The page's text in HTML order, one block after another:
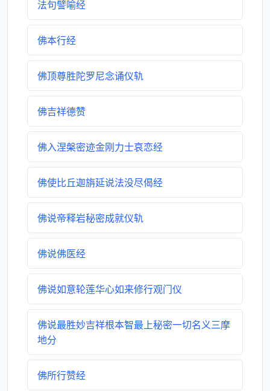
法句譬喻经
佛本行经
佛顶尊胜陀罗尼念诵仪轨
佛吉祥德赞
佛入涅槃密迹金刚力士哀恋经
佛使比丘迦旃延说法没尽偈经
佛说帝释岩秘密成就仪轨
佛说佛医经
佛说如意轮莲华心如来修行观门仪
佛说最胜妙吉祥根本智最上秘密一切名义三摩
地分
佛所行赞经